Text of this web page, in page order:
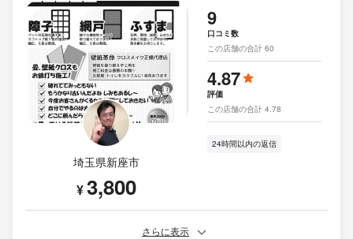
埼玉県新座市
¥3,800
9
口コミ数
この店舗の合計 60
4.87
評価
この店舗の合計 4.78
24時間以内の返信
さらに表示